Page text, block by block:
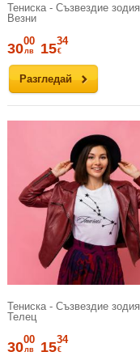
Тениска - Съзвездие зодия
Везни
Разгледай
3000
лв 1534
€
Тениска - Съзвездие зодия
Телец
3000
лв 1534
€